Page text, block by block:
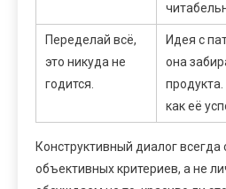
Переделай всё,
это никуда не
годится.
Идея с
она
как её
Конструктивный диалог всегда
объективных критериев, а не